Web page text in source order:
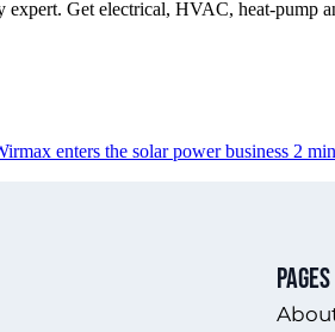
Get electrical, HVAC, heat-pump
enters the solar power business 2
Pages